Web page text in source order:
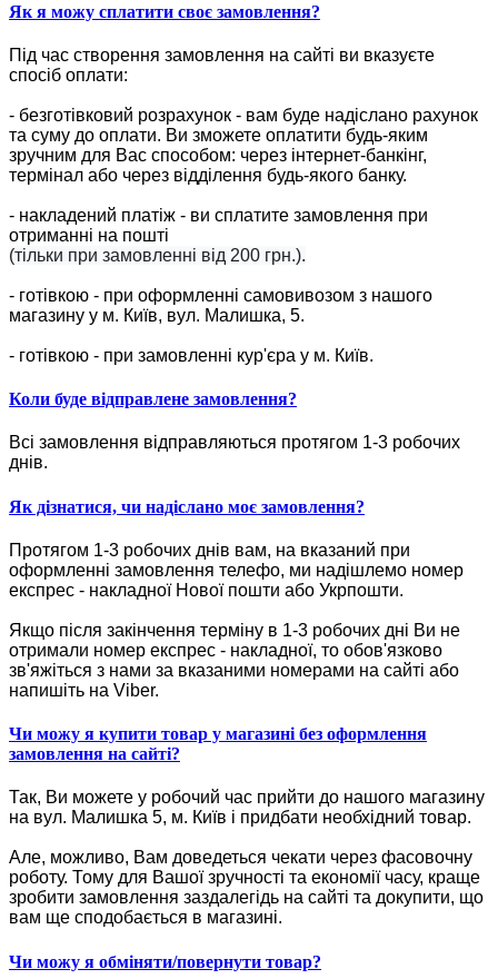
Як я можу сплатити своє замовлення?
Під час створення замовлення на сайті ви вказуєте
спосіб оплати:
- безготівковий розрахунок - вам буде надіслано рахунок
та суму до оплати. Ви зможете оплатити будь-яким
зручним для Вас способом: через інтернет-банкінг,
термінал або через відділення будь-якого банку.
- накладений платіж - ви сплатите замовлення при
отриманні на пошті
(тільки при замовленні від 200 грн.).
- готівкою - при оформленні самовивозом з нашого
магазину у м. Київ, вул. Малишка, 5.
- готівкою - при замовленні кур'єра у м. Київ.
Коли буде відправлене замовлення?
Всі замовлення відправляються протягом 1-3 робочих
днів.
Як дізнатися, чи надіслано моє замовлення?
Протягом 1-3 робочих днів вам, на вказаний при
оформленні замовлення телефо, ми надішлемо номер
експрес - накладної Нової пошти або Укрпошти.
Якщо після закінчення терміну в 1-3 робочих дні Ви не
отримали номер експрес - накладної, то обов'язково
зв'яжіться з нами за вказаними номерами на сайті або
напишіть на Viber.
Чи можу я купити товар у магазині без оформлення
замовлення на сайті?
Так, Ви можете у робочий час прийти до нашого магазину
на вул. Малишка 5, м. Київ і придбати необхідний товар.
Але, можливо, Вам доведеться чекати через фасовочну
роботу. Тому для Вашої зручності та економії часу, краще
зробити замовлення заздалегідь на сайті та докупити, що
вам ще сподобається в магазині.
Чи можу я обміняти/повернути товар?